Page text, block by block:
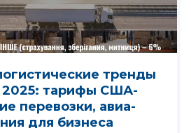
тренды
2025: тарифы США-
перевозки, авиа-
для бизнеса